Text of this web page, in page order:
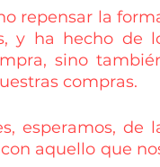
repensar la
y ha hecho de
sino
compras.
esperamos, de
aquello que